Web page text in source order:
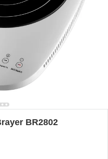
BR2802